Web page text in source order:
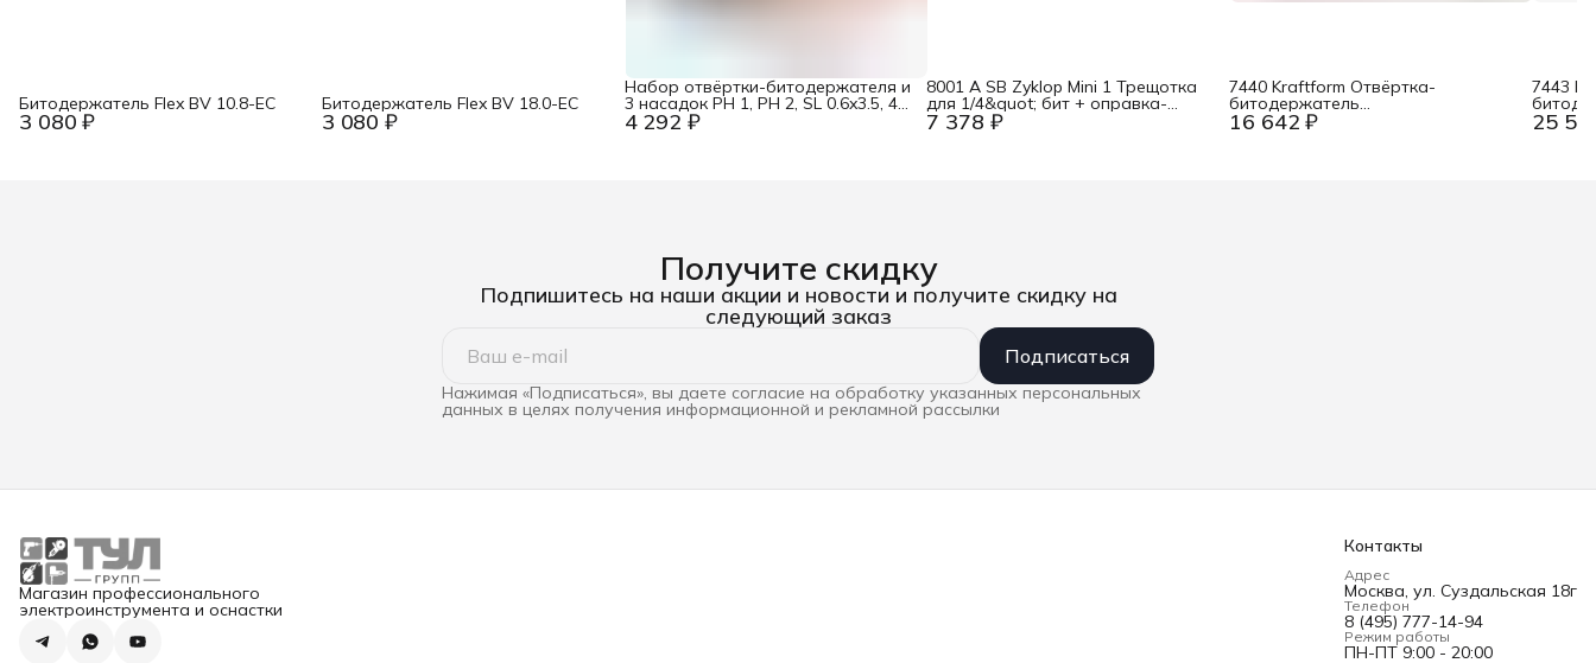
3 080 ₽
Битодержатель Flex BV 10.8-EC
3 080 ₽
Битодержатель Flex BV 18.0-EC
4 292 ₽
Набор отвёртки-битодержателя и
3 насадок PH 1, PH 2, SL 0.6x3.5, 4
пр., подарочная упаковка Wera
WE-05136028001
7 378 ₽
8001 A SB Zyklop Mini 1 Трещотка
для 1/4&quot; бит + оправка-
хвостовик для 1/4&quot; головок, 2
пр. Wera WE-073230
16 642 ₽
7440 Kraftform Отвёртка-
битодержатель
динамометрическая 0.30-1.20 Нм,
патрон Rapidaptor, 1/4&quot;
25
7443
Получите скидку
Подпишитесь на наши акции и новости и получите скидку на
следующий заказ
Подписаться
Нажимая «Подписаться», вы даете согласие на обработку указанных персональных
данных в целях получения информационной и рекламной рассылки
Магазин профессионального
электроинструмента и оснастки
Контакты
Адрес
Москва, ул. Суздальская 18г
Телефон
8 (495) 777-14-94
Режим работы
ПН-ПТ 9:00 - 20:00